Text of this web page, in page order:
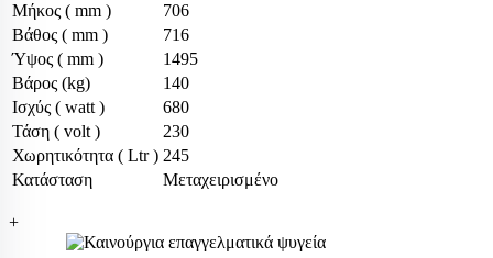
Μήκος ( mm )
706
Βάθος ( mm )
716
Ύψος ( mm )
1495
Βάρος (kg)
140
Ισχύς ( watt )
680
Τάση ( volt )
230
Χωρητικότητα ( Ltr ) 245
Κατάσταση
Μεταχειρισμένο
+